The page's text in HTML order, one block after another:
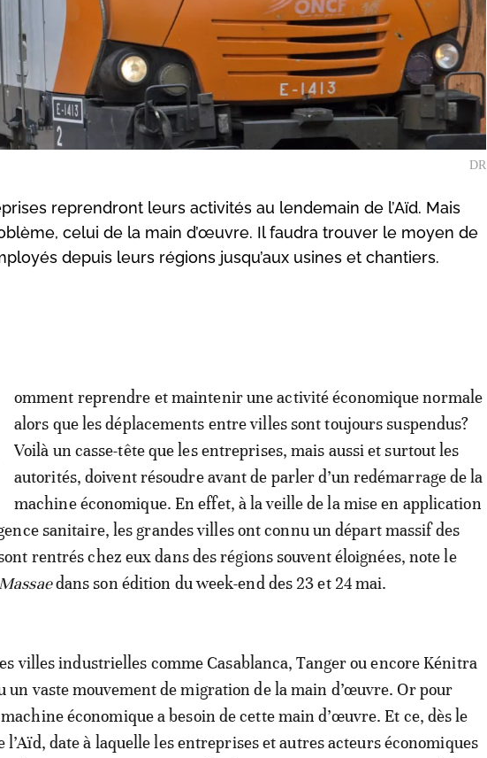
DR
reprendront leurs activités au lendemain de l’Aïd. Mais
celui de la main d’œuvre. Il faudra trouver le moyen de
depuis leurs régions jusqu’aux usines et chantiers.
omment reprendre et maintenir une activité économique normale
alors que les déplacements entre villes sont toujours suspendus?
Voilà un casse-tête que les entreprises, mais aussi et surtout les
autorités, doivent résoudre avant de parler d’un redémarrage de la
machine économique. En effet, à la veille de la mise en application
sanitaire, les grandes villes ont connu un départ massif des
rentrés chez eux dans des régions souvent éloignées, note le
dans son édition du week-end des 23 et 24 mai.
villes industrielles comme Casablanca, Tanger ou encore Kénitra
un vaste mouvement de migration de la main d’œuvre. Or pour
économique a besoin de cette main d’œuvre. Et ce, dès le
l’Aïd, date à laquelle les entreprises et autres acteurs économiques